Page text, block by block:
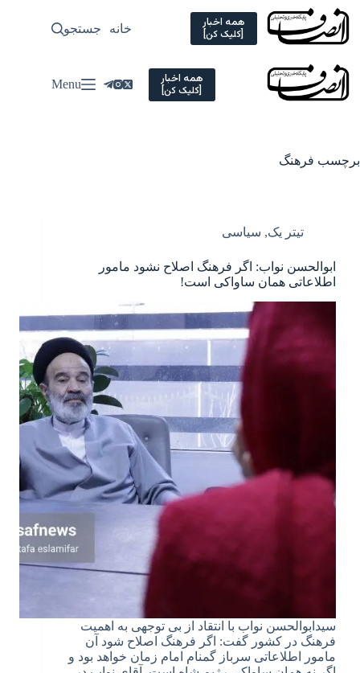
Skip
content
همه اخبار
[کلیک کن] خانه سیاسی
جستجو
همه اخبار
[کلیک کن] Menu
برچسب فرهنگ
تیتر یک, سیاسی
ابوالحسن نواب: اگر فرهنگ اصلاح نشود مامور
اطلاعاتی همان ساواکی است!
سیدابوالحسن نواب با انتقاد از بی توجهی به اهمیت
فرهنگ در کشور گفت: اگر فرهنگ اصلاح شود آن
مامور اطلاعاتی سرباز گمنام امام زمان خواهد بود و